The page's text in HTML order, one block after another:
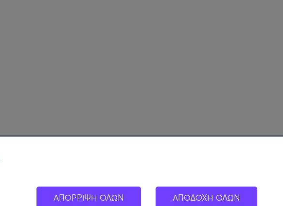
ΑΠΟΡΡΙΨΗ ΟΛΩΝ ΑΠΟΔΟΧΗ ΟΛΩΝ